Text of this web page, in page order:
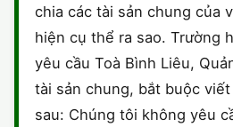
chia các tài sản chung của
hiện cụ thể ra sao. Trường
yêu cầu Toà Bình Liêu,
tài sản chung, bắt buộc
sau: Chúng tôi không yêu